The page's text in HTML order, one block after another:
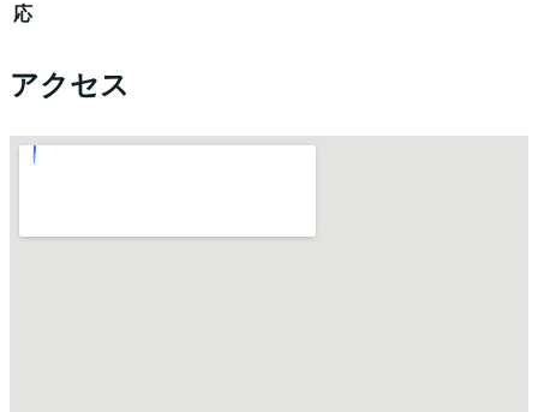
応
アクセス